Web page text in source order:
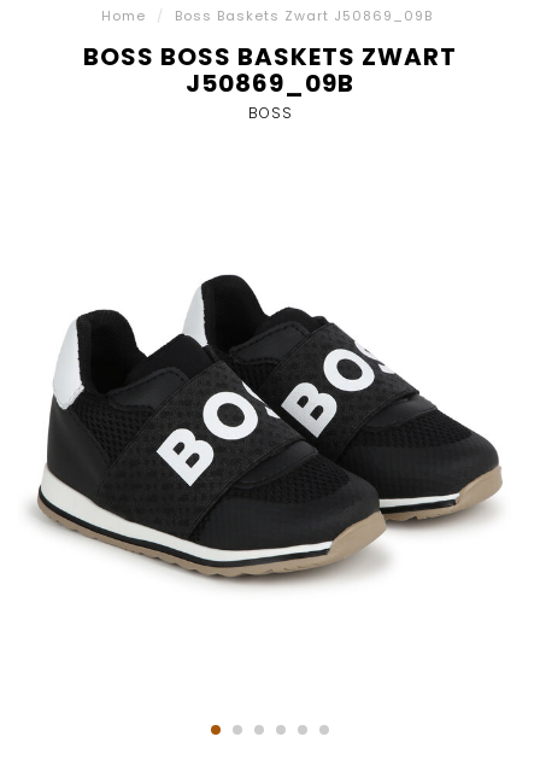
Home / Boss Baskets Zwart J50869_09B
BOSS BOSS BASKETS ZWART
J50869_09B
BOSS